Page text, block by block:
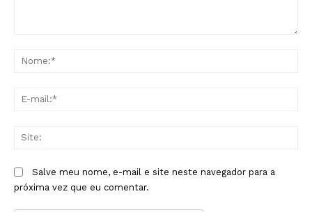
Salve meu nome, e-mail e site neste navegador para a
próxima vez que eu comentar.